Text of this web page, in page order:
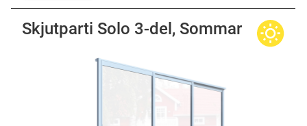
Skjutparti Solo 3-del, Sommar